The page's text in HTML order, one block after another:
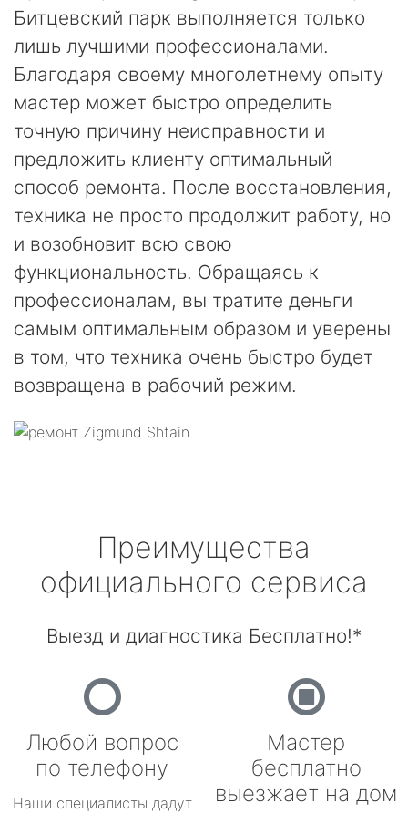
Битцевский парк выполняется только
лишь лучшими профессионалами.
Благодаря своему многолетнему опыту
мастер может быстро определить
точную причину неисправности и
предложить клиенту оптимальный
способ ремонта. После восстановления,
техника не просто продолжит работу, но
и возобновит всю свою
функциональность. Обращаясь к
профессионалам, вы тратите деньги
самым оптимальным образом и уверены
в том, что техника очень быстро будет
возвращена в рабочий режим.
Преимущества
официального сервиса
Выезд и диагностика Бесплатно!*
Любой вопрос
по телефону
Наши специалисты дадут
Мастер
бесплатно
выезжает на дом